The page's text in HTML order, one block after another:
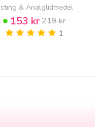
& Analglidmedel
153 kr219 kr
1